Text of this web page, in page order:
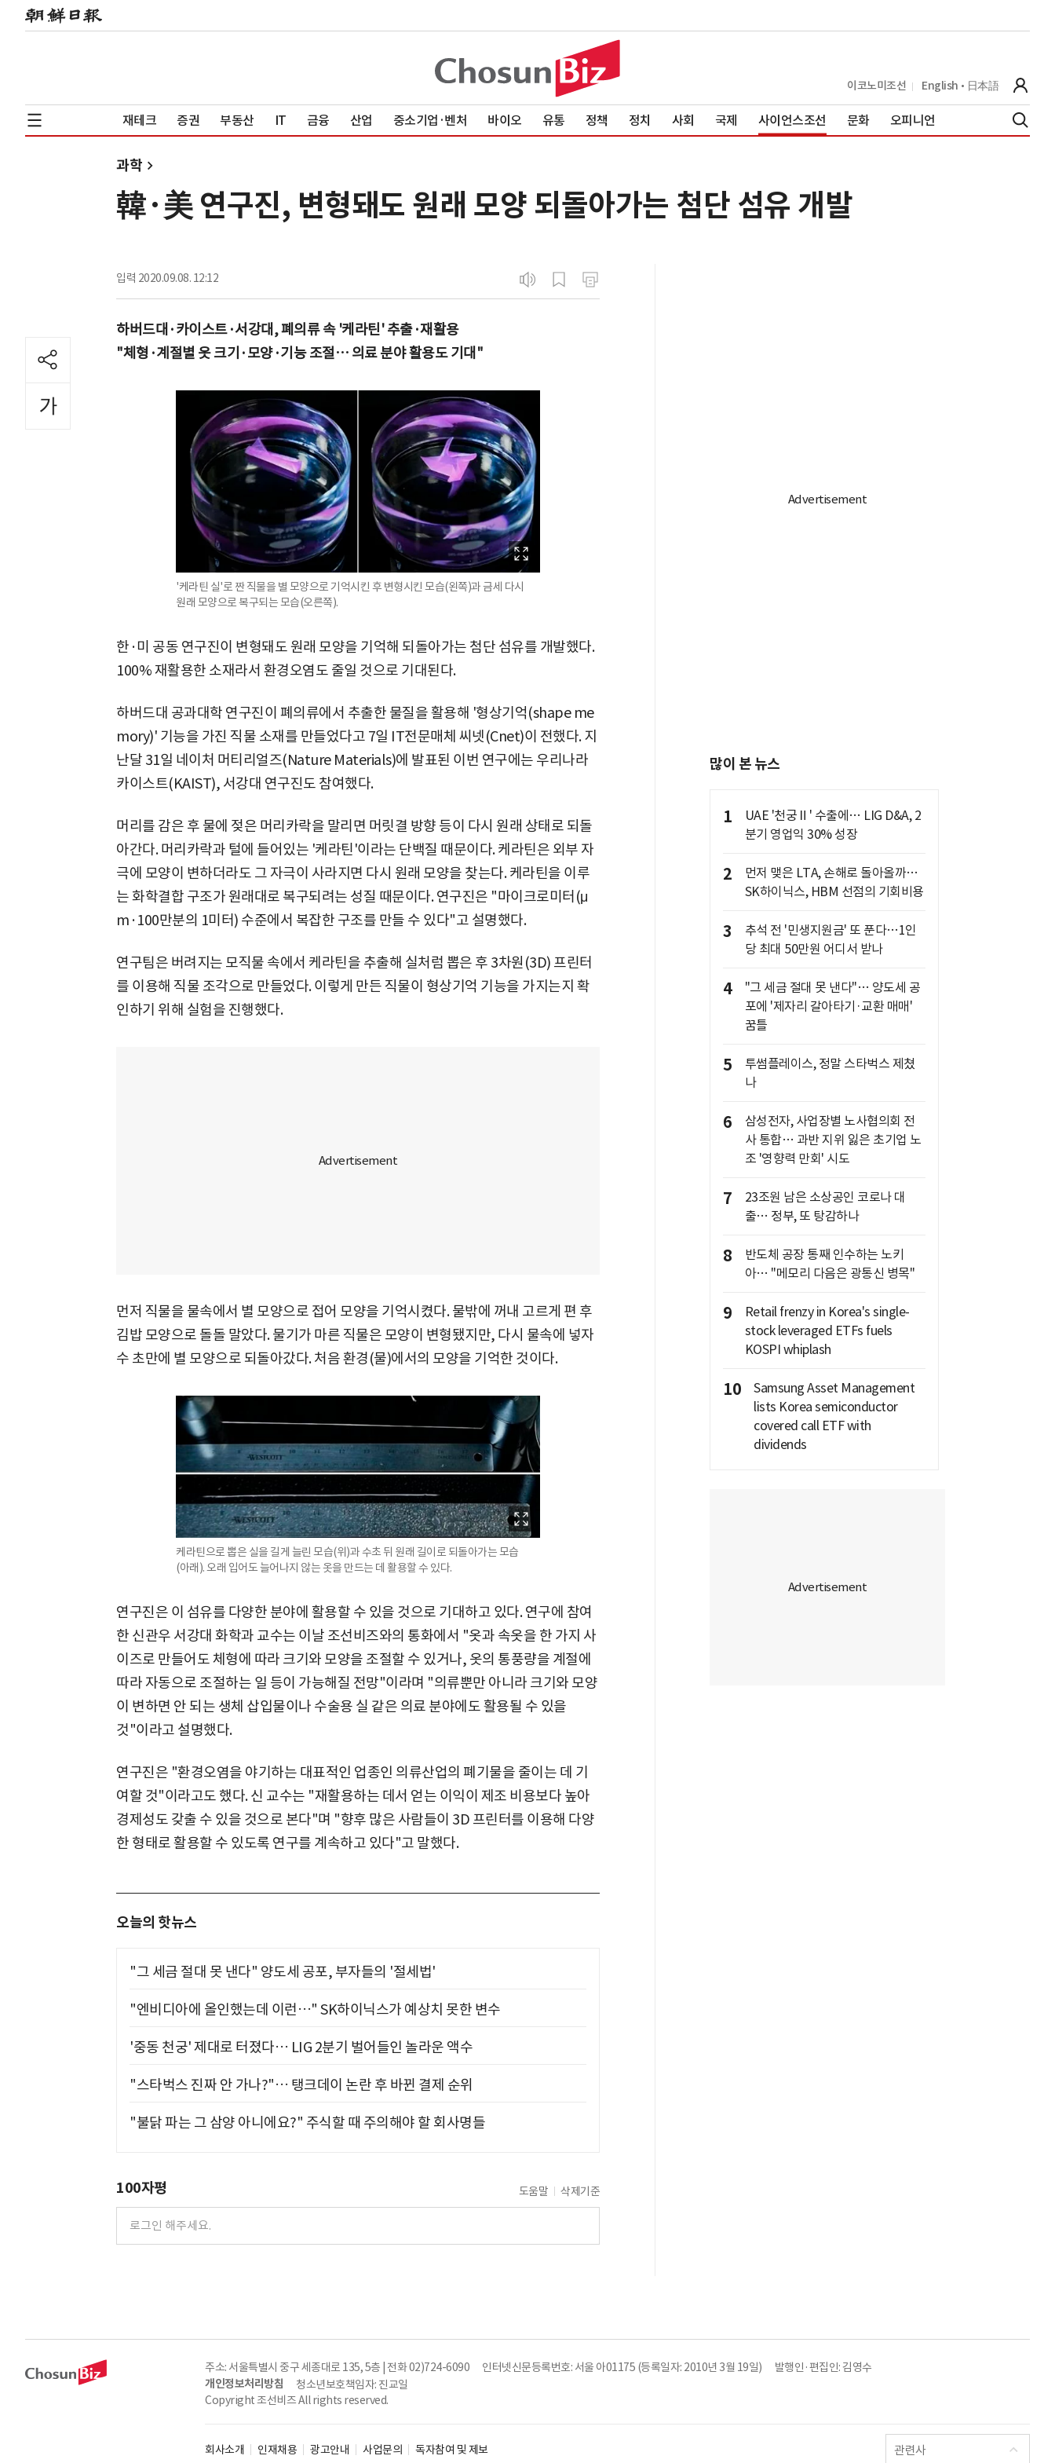
이코노미조선 English 日本語
재테크 증권 부동산 IT 금융 산업 중소기업·벤처 바이오 유통 정책 정치 사회 국제 사이언스조선 문화 오피니언
과학
韓·美 연구진, 변형돼도 원래 모양 되돌아가는 첨단 섬유 개발
입력 2020.09.08. 12:12
하버드대·카이스트·서강대, 폐의류 속 '케라틴' 추출·재활용
"체형·계절별 옷 크기·모양·기능 조절… 의료 분야 활용도 기대"
'케라틴 실'로 짠 직물을 별 모양으로 기억시킨 후 변형시킨 모습(왼쪽)과 금세 다시
원래 모양으로 복구되는 모습(오른쪽).
한·미 공동 연구진이 변형돼도 원래 모양을 기억해 되돌아가는 첨단 섬유를 개발했다.
100% 재활용한 소재라서 환경오염도 줄일 것으로 기대된다.
하버드대 공과대학 연구진이 폐의류에서 추출한 물질을 활용해 '형상기억(shape me
mory)' 기능을 가진 직물 소재를 만들었다고 7일 IT전문매체 씨넷(Cnet)이 전했다. 지
난달 31일 네이처 머티리얼즈(Nature Materials)에 발표된 이번 연구에는 우리나라
카이스트(KAIST), 서강대 연구진도 참여했다.
머리를 감은 후 물에 젖은 머리카락을 말리면 머릿결 방향 등이 다시 원래 상태로 되돌
아간다. 머리카락과 털에 들어있는 '케라틴'이라는 단백질 때문이다. 케라틴은 외부 자
극에 모양이 변하더라도 그 자극이 사라지면 다시 원래 모양을 찾는다. 케라틴을 이루
는 화학결합 구조가 원래대로 복구되려는 성질 때문이다. 연구진은 "마이크로미터(μ
m·100만분의 1미터) 수준에서 복잡한 구조를 만들 수 있다"고 설명했다.
연구팀은 버려지는 모직물 속에서 케라틴을 추출해 실처럼 뽑은 후 3차원(3D) 프린터
를 이용해 직물 조각으로 만들었다. 이렇게 만든 직물이 형상기억 기능을 가지는지 확
인하기 위해 실험을 진행했다.
먼저 직물을 물속에서 별 모양으로 접어 모양을 기억시켰다. 물밖에 꺼내 고르게 편 후
김밥 모양으로 돌돌 말았다. 물기가 마른 직물은 모양이 변형됐지만, 다시 물속에 넣자
수 초만에 별 모양으로 되돌아갔다. 처음 환경(물)에서의 모양을 기억한 것이다.
케라틴으로 뽑은 실을 길게 늘린 모습(위)과 수초 뒤 원래 길이로 되돌아가는 모습
(아래). 오래 입어도 늘어나지 않는 옷을 만드는 데 활용할 수 있다.
연구진은 이 섬유를 다양한 분야에 활용할 수 있을 것으로 기대하고 있다. 연구에 참여
한 신관우 서강대 화학과 교수는 이날 조선비즈와의 통화에서 "옷과 속옷을 한 가지 사
이즈로 만들어도 체형에 따라 크기와 모양을 조절할 수 있거나, 옷의 통풍량을 계절에
따라 자동으로 조절하는 일 등이 가능해질 전망"이라며 "의류뿐만 아니라 크기와 모양
이 변하면 안 되는 생체 삽입물이나 수술용 실 같은 의료 분야에도 활용될 수 있을
것"이라고 설명했다.
연구진은 "환경오염을 야기하는 대표적인 업종인 의류산업의 폐기물을 줄이는 데 기
여할 것"이라고도 했다. 신 교수는 "재활용하는 데서 얻는 이익이 제조 비용보다 높아
경제성도 갖출 수 있을 것으로 본다"며 "향후 많은 사람들이 3D 프린터를 이용해 다양
한 형태로 활용할 수 있도록 연구를 계속하고 있다"고 말했다.
오늘의 핫뉴스
"그 세금 절대 못 낸다" 양도세 공포, 부자들의 '절세법'
"엔비디아에 올인했는데 이런…" SK하이닉스가 예상치 못한 변수
'중동 천궁' 제대로 터졌다… LIG 2분기 벌어들인 놀라운 액수
"스타벅스 진짜 안 가나?"… 탱크데이 논란 후 바뀐 결제 순위
"불닭 파는 그 삼양 아니에요?" 주식할 때 주의해야 할 회사명들
100자평 도움말 삭제기준
많이 본 뉴스
1
UAE '천궁Ⅱ' 수출에… LIG D&A, 2
분기 영업익 30% 성장
2
먼저 맺은 LTA, 손해로 돌아올까…
SK하이닉스, HBM 선점의 기회비용
3
추석 전 '민생지원금' 또 푼다…1인
당 최대 50만원 어디서 받나
4
"그 세금 절대 못 낸다"… 양도세 공
포에 '제자리 갈아타기·교환 매매'
꿈틀
5
투썸플레이스, 정말 스타벅스 제쳤
나
6
삼성전자, 사업장별 노사협의회 전
사 통합… 과반 지위 잃은 초기업 노
조 '영향력 만회' 시도
7
23조원 남은 소상공인 코로나 대
출… 정부, 또 탕감하나
8
반도체 공장 통째 인수하는 노키
아… "메모리 다음은 광통신 병목"
9
Retail frenzy in Korea's single-
stock leveraged ETFs fuels
KOSPI whiplash
10
Samsung Asset Management
lists Korea semiconductor
covered call ETF with
dividends
주소: 서울특별시 중구 세종대로 135, 5층 | 전화 02)724-6090 인터넷신문등록번호: 서울 아01175 (등록일자: 2010년 3월 19일)
발행인·편집인: 김영수
개인정보처리방침
청소년보호책임자: 진교일
Copyright 조선비즈 All rights reserved.
회사소개 인재채용 광고안내 사업문의 독자참여 및 제보 관련사